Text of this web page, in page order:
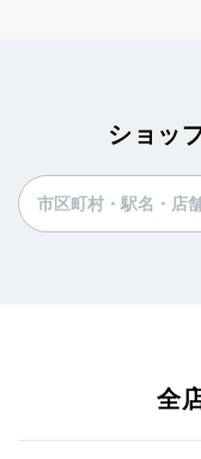
ショッ
全